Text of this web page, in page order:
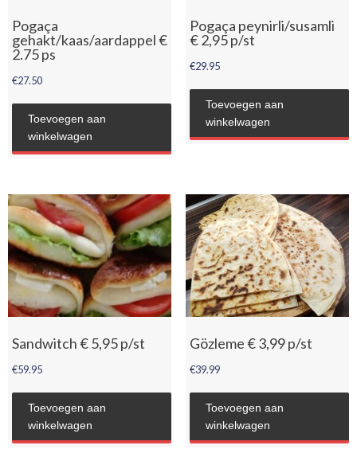
Pogaça
gehakt/kaas/aardappel €
2.75 ps
€27.50
Toevoegen aan
winkelwagen
Pogaça peynirli/susamli
€ 2,95 p/st
€29.95
Toevoegen aan
winkelwagen
Sandwitch € 5,95 p/st
€59.95
Toevoegen aan
winkelwagen
Gözleme € 3,99 p/st
€39.99
Toevoegen aan
winkelwagen